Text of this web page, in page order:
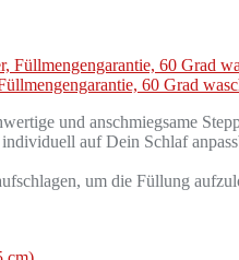
60 Grad
und anschmiegsame
auf Dein Schlaf
um die Füllung